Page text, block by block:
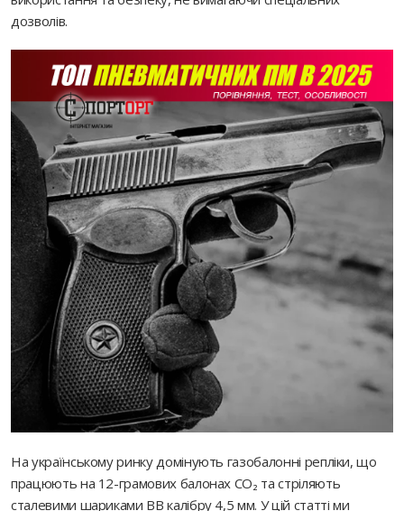
дозволів.
На українському ринку домінують газобалонні репліки, що
працюють на 12-грамових балонах CO₂ та стріляють
сталевими шариками BB калібру 4,5 мм. У цій статті ми